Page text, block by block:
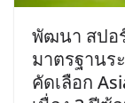
พัฒนา สปอ
มาตรฐานร
คัดเลือก